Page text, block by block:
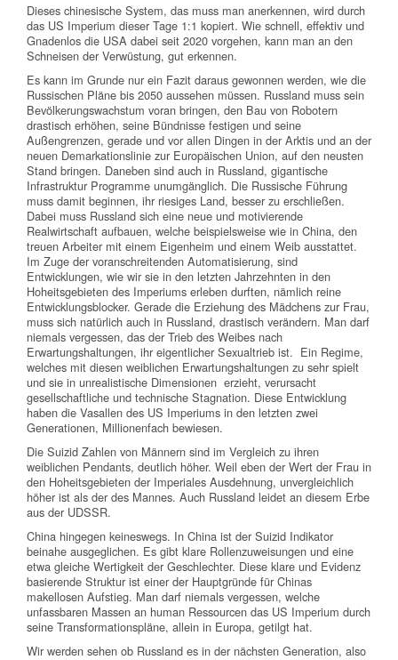
Dieses chinesische System, das muss man anerkennen, wird durch
das US Imperium dieser Tage 1:1 kopiert. Wie schnell, effektiv und
Gnadenlos die USA dabei seit 2020 vorgehen, kann man an den
Schneisen der Verwüstung, gut erkennen.
Es kann im Grunde nur ein Fazit daraus gewonnen werden, wie die
Russischen Pläne bis 2050 aussehen müssen. Russland muss sein
Bevölkerungswachstum voran bringen, den Bau von Robotern
drastisch erhöhen, seine Bündnisse festigen und seine
Außengrenzen, gerade und vor allen Dingen in der Arktis und an der
neuen Demarkationslinie zur Europäischen Union, auf den neusten
Stand bringen. Daneben sind auch in Russland, gigantische
Infrastruktur Programme unumgänglich. Die Russische Führung
muss damit beginnen, ihr riesiges Land, besser zu erschließen.
Dabei muss Russland sich eine neue und motivierende
Realwirtschaft aufbauen, welche beispielsweise wie in China, den
treuen Arbeiter mit einem Eigenheim und einem Weib ausstattet.
Im Zuge der voranschreitenden Automatisierung, sind
Entwicklungen, wie wir sie in den letzten Jahrzehnten in den
Hoheitsgebieten des Imperiums erleben durften, nämlich reine
Entwicklungsblocker. Gerade die Erziehung des Mädchens zur Frau,
muss sich natürlich auch in Russland, drastisch verändern. Man darf
niemals vergessen, das der Trieb des Weibes nach
Erwartungshaltungen, ihr eigentlicher Sexualtrieb ist. Ein Regime,
welches mit diesen weiblichen Erwartungshaltungen zu sehr spielt
und sie in unrealistische Dimensionen erzieht, verursacht
gesellschaftliche und technische Stagnation. Diese Entwicklung
haben die Vasallen des US Imperiums in den letzten zwei
Generationen, Millionenfach bewiesen.
Die Suizid Zahlen von Männern sind im Vergleich zu ihren
weiblichen Pendants, deutlich höher. Weil eben der Wert der Frau in
den Hoheitsgebieten der Imperiales Ausdehnung, unvergleichlich
höher ist als der des Mannes. Auch Russland leidet an diesem Erbe
aus der UDSSR.
China hingegen keineswegs. In China ist der Suizid Indikator
beinahe ausgeglichen. Es gibt klare Rollenzuweisungen und eine
etwa gleiche Wertigkeit der Geschlechter. Diese klare und Evidenz
basierende Struktur ist einer der Hauptgründe für Chinas
makellosen Aufstieg. Man darf niemals vergessen, welche
unfassbaren Massen an human Ressourcen das US Imperium durch
seine Transformationspläne, allein in Europa, getilgt hat.
Wir werden sehen ob Russland es in der nächsten Generation, also